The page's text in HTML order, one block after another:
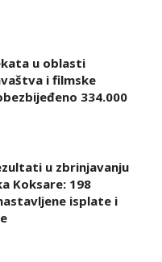
u oblasti
i filmske
334.000
u zbrinjavanju
Koksare: 198
isplate i